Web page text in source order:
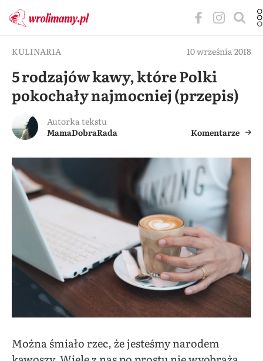
KULINARIA 10 września 2018
5 rodzajów kawy, które Polki
pokochały najmocniej (przepis)
Autorka tekstu
MamaDobraRada
Komentarze
Można śmiało rzec, że jesteśmy narodem